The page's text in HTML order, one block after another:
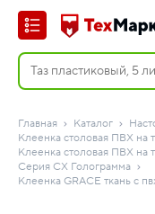
Главная Каталог
Клеенка столовая ПВХ на
Клеенка столовая ПВХ на
Серия CX Голограмма
Клеенка GRACE ткань с